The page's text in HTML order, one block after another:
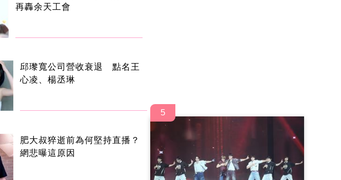
再轟余天工會
邱瓈寬公司營收衰退 點名王
心凌、楊丞琳
肥大叔猝逝前為何堅持直播？
網悲曝這原因
5